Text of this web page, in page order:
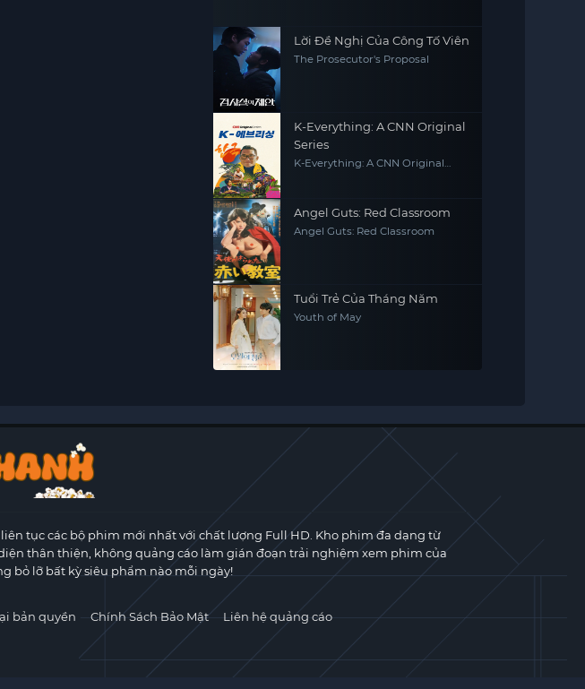
Lời Đề Nghị Của Công Tố Viên
The Prosecutor's Proposal
K-Everything: A CNN Original
Series
K-Everything: A CNN Original
Angel Guts: Red Classroom
Angel Guts: Red Classroom
Tuổi Trẻ Của Tháng Năm
Youth of May
tục các bộ phim mới nhất với chất lượng Full HD. Kho phim đa dạng từ
thân thiện, không quảng cáo làm gián đoạn trải nghiệm xem phim của
bỏ lỡ bất kỳ siêu phẩm nào mỗi ngày!
bản quyền Chính Sách Bảo Mật Liên hệ quảng cáo